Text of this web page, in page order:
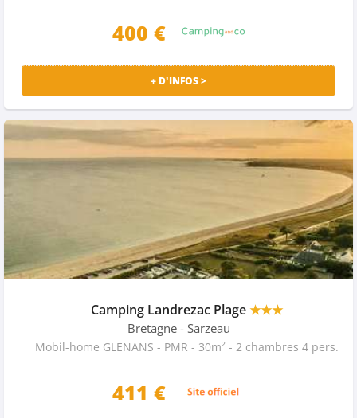
400 €
+ D'INFOS >
Camping Landrezac Plage★★★
Bretagne - Sarzeau
Mobil-home GLENANS - PMR - 30m² - 2 chambres 4 pers.
411 €